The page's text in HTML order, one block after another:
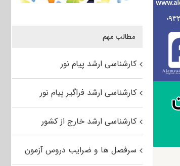
مطالب مهم
کارشناسی ارشد پیام نور
کارشناسی ارشد فراگیر پیام نور
کارشناسی ارشد خارج از کشور
سرفصل ها و ضرایب دروس آزمون